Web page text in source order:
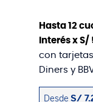
Hasta 12
interés x S/
con tarjetas
Diners y